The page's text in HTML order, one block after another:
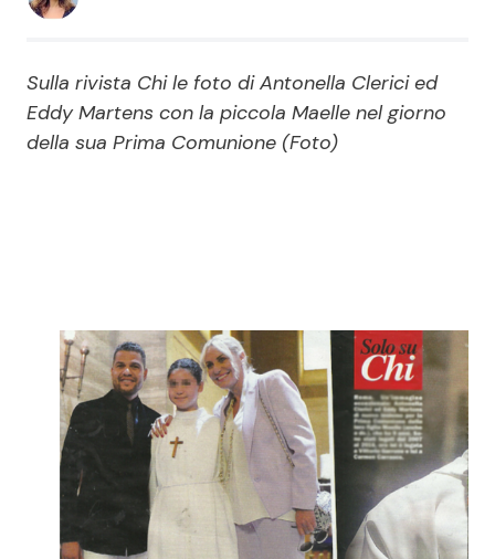
Persone Scomparse
Politica Reality e Talent
Soap Opera
News Musica
News Spettacolo
Benessere Cucina e Ricette
Consigli di Cucina
Sulla rivista Chi le foto di Antonella Clerici ed
Eddy Martens con la piccola Maelle nel giorno
della sua Prima Comunione (Foto)